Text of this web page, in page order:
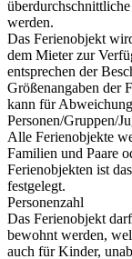
werden.
Das Ferienobjekt
dem Mieter zur
entsprechen der
Größenangaben der
kann für
Personen/Gruppen/
Alle Ferienobjekte
Familien und Paare
Ferienobjekten ist
festgelegt.
Personenzahl
Das Ferienobjekt
bewohnt werden,
auch für Kinder,